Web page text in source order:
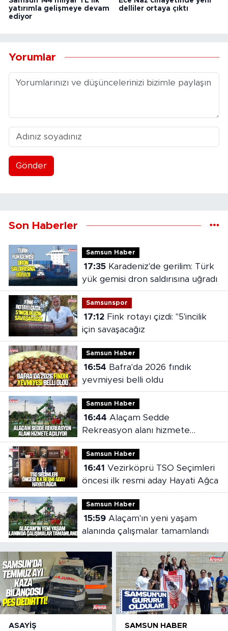
yatırımla gelişmeye devam
ediyor
delliler ortaya çıktı
Yorumlar
Gönder
Son Haberler
Samsun Haber
17:35Karadeniz'de gerilim: Türk
yük gemisi dron saldırısına uğradı
Samsunspor
17:12Fink rotayı çizdi: "5'incilik
için savaşacağız
Samsun Haber
16:54
yevmiyesi belli oldu
Samsun Haber
16:44
Rekreasyon alanı hizmete
açılıyor
Samsun Haber
16:41
öncesi ilk resmi aday Hayati Ağca
Samsun Haber
15:59Alaçam'ın yeni yaşam
alanında çalışmalar tamamlandı
ASAYIŞ SAMSUN HABER